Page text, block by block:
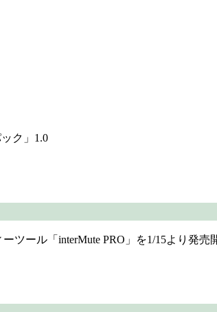
ク」1.0
ール「interMute PRO」を1/15より発売